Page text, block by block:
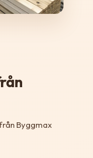
Byggmax